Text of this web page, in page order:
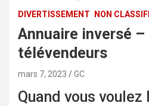
DIVERTISSEMENT NON
Annuaire inversé
télévendeurs
mars 7, 2023 GC
Quand vous